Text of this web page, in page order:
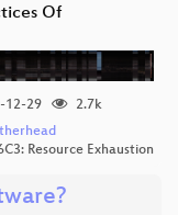
Of
12-29
2.7k
Resource Exhaustion